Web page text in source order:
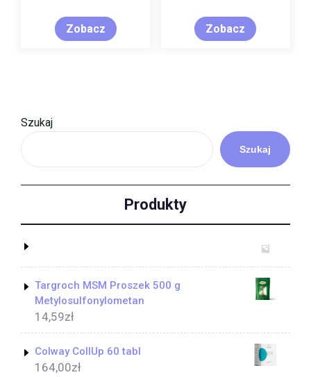
Zobacz Zobacz
Szukaj
Szukaj
Produkty
Targroch MSM Proszek 500 g
Metylosulfonylometan
14,59zł
Colway CollUp 60 tabl
164,00zł